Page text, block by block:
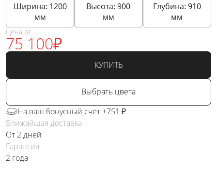
Ширина: 1200
мм
Высота:900
мм
Глубина: 910
мм
Цена от
75 100₽
КУПИТЬ
Выбрать цвета
На ваш бонусный счёт +751 ₽
Ближайшая доставка
От 2 дней
Гарантия
2 года